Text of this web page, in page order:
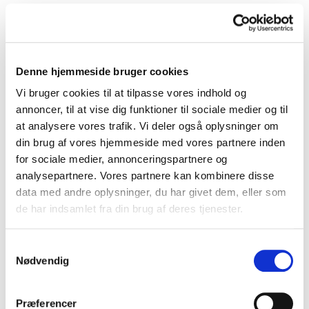
Denne hjemmeside bruger cookies
Vi bruger cookies til at tilpasse vores indhold og
annoncer, til at vise dig funktioner til sociale medier og til
at analysere vores trafik. Vi deler også oplysninger om
din brug af vores hjemmeside med vores partnere inden
for sociale medier, annonceringspartnere og
analysepartnere. Vores partnere kan kombinere disse
data med andre oplysninger, du har givet dem, eller som
de har indsamlet fra din brug af deres tjenester.
Nødvendig
Præferencer
595-100LITE
Kolli: 6
Foldelås AXA FOLD LITE 100 (sort) med nøgle inkl.. holder til stel.